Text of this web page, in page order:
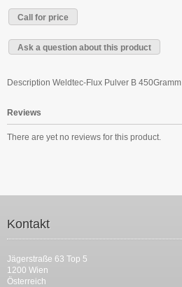
Call for price
Ask a question about this product
Description Weldtec-Flux Pulver B 450Gramm
Reviews
There are yet no reviews for this product.
Kontakt
Jägerstraße 63 Top 5
1200 Wien
Österreich